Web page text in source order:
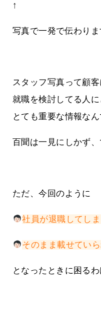
↑
写真で一発で伝わりま
スタッフ写真って顧
就職を検討してる人
とても重要な情報なん
百聞は一見にしかず、
ただ、今回のように
社員が退職してし
そのまま載せてい
となったときに困るわ